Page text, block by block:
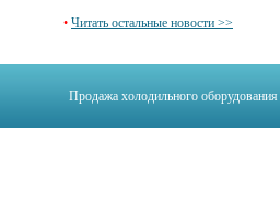
• Читать остальные новости >>
Продажа холодильного оборудования